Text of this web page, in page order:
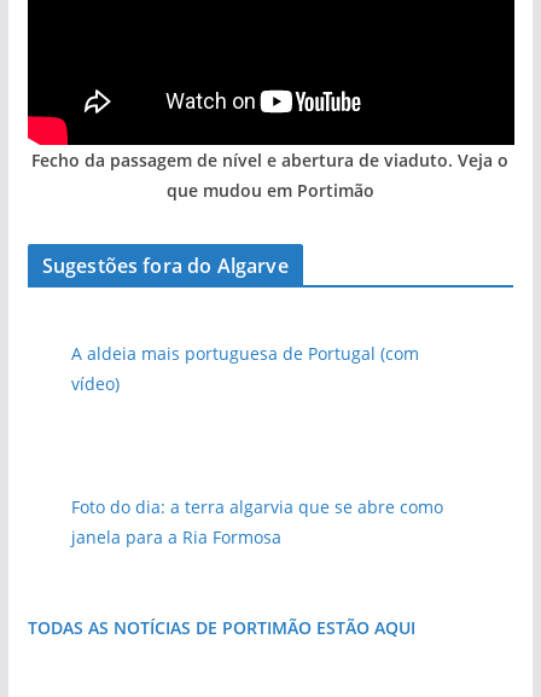
Fecho da passagem de nível e abertura de viaduto. Veja o
que mudou em Portimão
Sugestões fora do Algarve
A aldeia mais portuguesa de Portugal (com
vídeo)
Foto do dia: a terra algarvia que se abre como
janela para a Ria Formosa
TODAS AS NOTÍCIAS DE PORTIMÃO ESTÃO AQUI